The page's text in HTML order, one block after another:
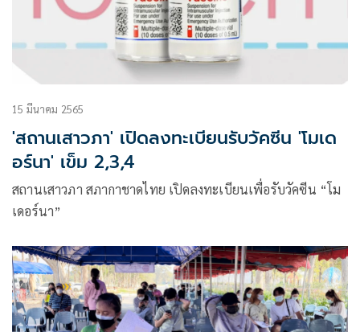
15 มีนาคม 2565
'สถานเสาวภา' เปิดลงทะเบียนรับวัคซีน 'โมเด
อร์นา' เข็ม 2,3,4
สถานเสาวภา สภากาชาดไทย เปิดลงทะเบียนเพื่อรับวัคซีน “โม
เดอร์นา”